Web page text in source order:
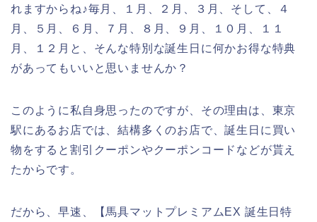
れますからね♪毎月、１月、２月、３月、そして、４
月、５月、６月、７月、８月、９月、１０月、１１
月、１２月と、そんな特別な誕生日に何かお得な特典
があってもいいと思いませんか？
このように私自身思ったのですが、その理由は、東京
駅にあるお店では、結構多くのお店で、誕生日に買い
物をすると割引クーポンやクーポンコードなどが貰え
たからです。
だから、早速、【馬具マットプレミアムEX 誕生日特